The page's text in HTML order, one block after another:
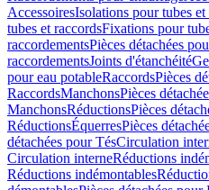
AccessoiresIsolations pour tubes et
tubes et raccordsFixations pour
raccordementsPièces détachées
raccordementsJoints d'étanchéité
pour eau potableRaccordsPièces
RaccordsManchonsPièces
ManchonsRéductionsPièces
RéductionsÉquerresPièces
détachées pour TésCirculation
Circulation interneRéductions
Réductions indémontables